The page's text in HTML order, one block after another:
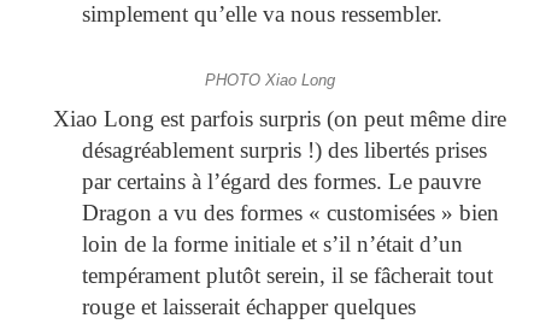
simplement qu’elle va nous ressembler.
PHOTO Xiao Long
Xiao Long est parfois surpris (on peut même dire
désagréablement surpris !) des libertés prises
par certains à l’égard des formes. Le pauvre
Dragon a vu des formes « customisées » bien
loin de la forme initiale et s’il n’était d’un
tempérament plutôt serein, il se fâcherait tout
rouge et laisserait échapper quelques